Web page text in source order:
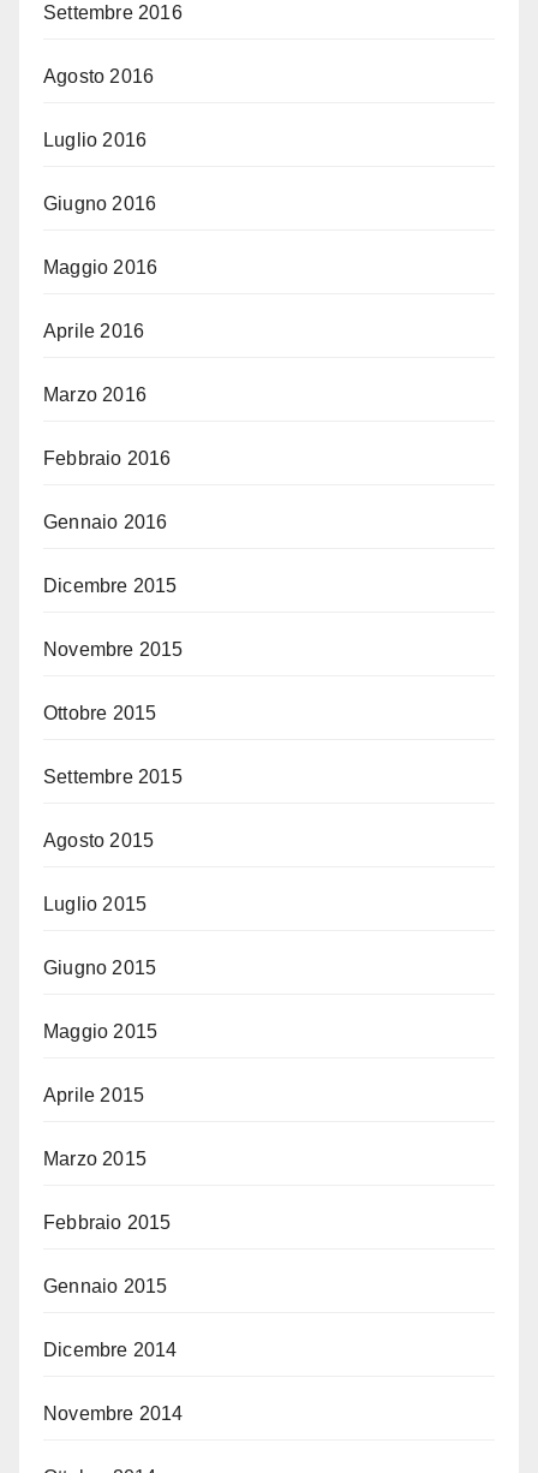
Settembre 2016
Agosto 2016
Luglio 2016
Giugno 2016
Maggio 2016
Aprile 2016
Marzo 2016
Febbraio 2016
Gennaio 2016
Dicembre 2015
Novembre 2015
Ottobre 2015
Settembre 2015
Agosto 2015
Luglio 2015
Giugno 2015
Maggio 2015
Aprile 2015
Marzo 2015
Febbraio 2015
Gennaio 2015
Dicembre 2014
Novembre 2014